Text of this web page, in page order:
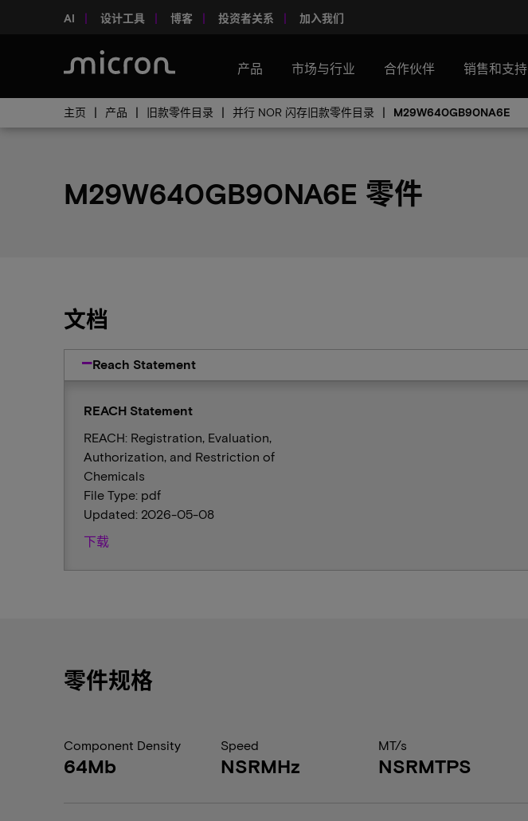
AI 设计工具 博客 投资者关系 加入我们
产品 市场与行业 合作伙伴 销售和支持
主页 产品 旧款零件目录 并行 NOR 闪存旧款零件目录 M29W640GB90NA6E
M29W640GB90NA6E 零件
文档
Reach Statement
REACH Statement
REACH: Registration, Evaluation,
Authorization, and Restriction of
Chemicals
File Type: pdf
Updated: 2026-05-08
下载
零件规格
Component Density
64Mb
Speed
NSRMHz
MT/s
NSRMTPS